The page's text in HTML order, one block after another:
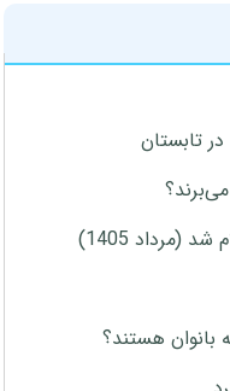
تابستان
(مرداد 1405)
بانوان هستند؟